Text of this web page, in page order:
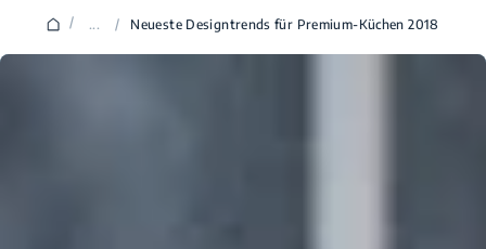
/ ... / Neueste Designtrends für Premium-Küchen 2018